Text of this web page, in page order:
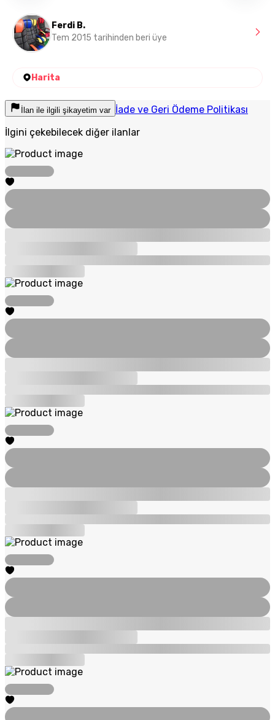
Ferdi B.
Tem 2015 tarihinden beri üye
Harita
İlan ile ilgili şikayetim var İade ve Geri Ödeme Politikası
İlgini çekebilecek diğer ilanlar